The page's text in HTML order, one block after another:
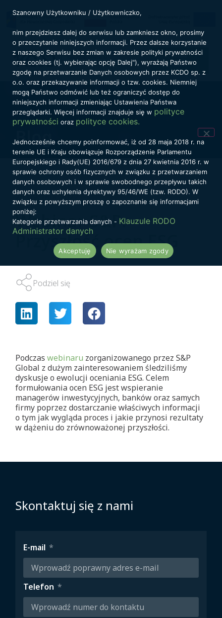
Blog
26 stycznia, 2022
Webinar S&P:
Przyszłość ocen ESG
Podziel się
Podczaswebinaru zorganizowanego przez S&P
Global z dużym zainteresowaniem śledziliśmy
dyskusje o ewolucji oceniania ESG. Celem
formułowania ocen ESG jest wspieranie
managerów inwestycyjnych, banków oraz samych
firmy poprzez dostarczanie właściwych informacji
o tym jak wygląda proces i jakie przynosi rezultaty
w dążeniu do zrównoważonej przyszłości.
Skontaktuj się z nami
E-mail
Telefon
Szanowny Użytkowniku / Użytkowniczko,
nim przejdziesz dalej do serwisu lub zamkniesz okno, prosimy
o przeczytanie niniejszych informacji. Przez dalsze korzystanie
z naszego Serwisu bez zmian w zakresie polityki prywatności
oraz cookies (tj. wybierając opcję Dalej"), wyrażają Państwo
zgodę na przetwarzanie Danych osobowych przez KCDO sp. z
o.o. oraz przekazywanie informacji o tzw. cookies. Niemniej
mogą Państwo odmówić lub też ograniczyć dostęp do
niniejszych informacji zmieniając Ustawienia Państwa
przeglądarki. Więcej informacji znajduje się w polityce
prywatności oraz polityce cookies.
Jednocześnie chcemy poinformować, iż od 28 maja 2018 r. na
terenie UE i Kraju obowiązuje Rozporządzenie Parlamentu
Europejskiego i Rady(UE) 2016/679 z dnia 27 kwietnia 2016 r. w
sprawie ochrony osób fizycznych w związku z przetwarzaniem
danych osobowych i w sprawie swobodnego przepływu takich
danych oraz uchylenia dyrektywy 95/46/WE (tzw. RODO). W
związku z powyższym proszę o zapoznanie się informacjami
poniżej:
Kategorie przetwarzania danych - Klauzule RODO
Administrator danych
Akceptuję Nie wyrażam zgody